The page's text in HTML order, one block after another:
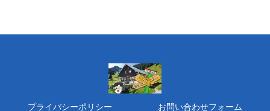
プライバシーポリシー お問い合わせフォーム